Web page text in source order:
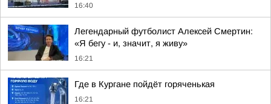
16:40
Легендарный футболист Алексей Смертин:
«Я бегу - и, значит, я живу»
16:21
Где в Кургане пойдёт горяченькая
16:21